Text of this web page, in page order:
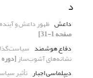
د
داعش ظهور داعش و
صفحه 1-31]
دفاع هوشمند
نشانه‌های آشوب‌ساز[دوره 11، شماره 37، 1394، صفحه 1-37]
دیپلماسی اجبار تأثیر